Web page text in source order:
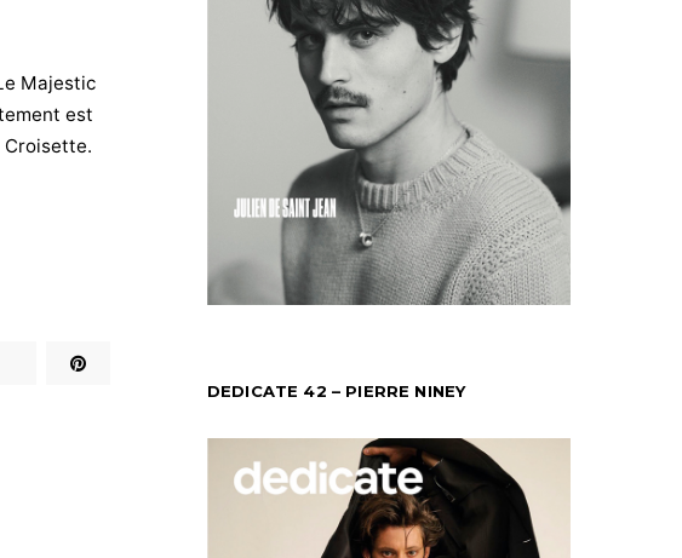
Majestic
est
Croisette.
DEDICATE 42 – PIERRE NINEY